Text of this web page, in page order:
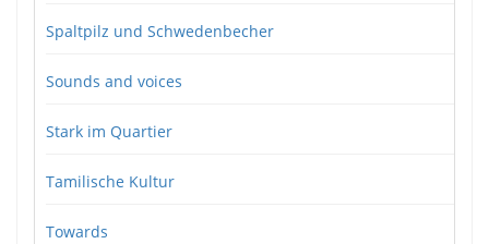
Spaltpilz und Schwedenbecher
Sounds and voices
Stark im Quartier
Tamilische Kultur
Towards